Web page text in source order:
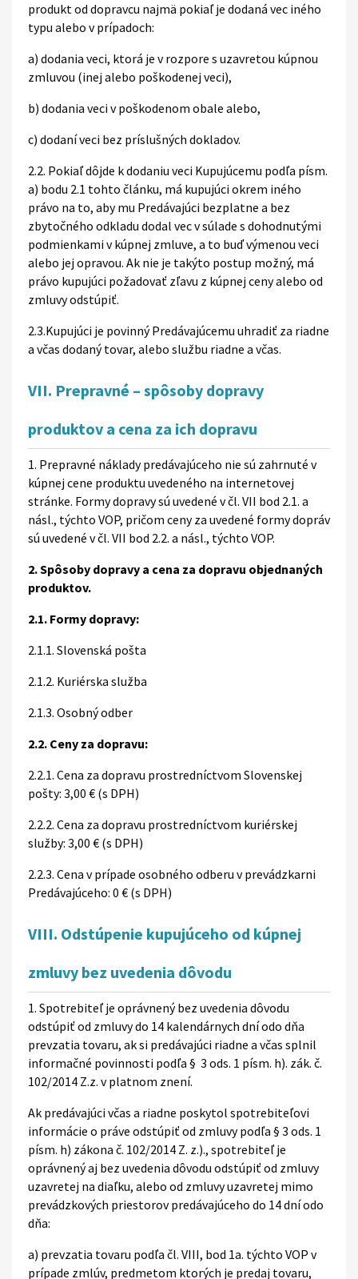
produkt od dopravcu najmä pokiaľ je dodaná vec iného
typu alebo v prípadoch:
a) dodania veci, ktorá je v rozpore s uzavretou kúpnou
zmluvou (inej alebo poškodenej veci),
b) dodania veci v poškodenom obale alebo,
c) dodaní veci bez príslušných dokladov.
2.2. Pokiaľ dôjde k dodaniu veci Kupujúcemu podľa písm.
a) bodu 2.1 tohto článku, má kupujúci okrem iného
právo na to, aby mu Predávajúci bezplatne a bez
zbytočného odkladu dodal vec v súlade s dohodnutými
podmienkami v kúpnej zmluve, a to buď výmenou veci
alebo jej opravou. Ak nie je takýto postup možný, má
právo kupujúci požadovať zľavu z kúpnej ceny alebo od
zmluvy odstúpiť.
2.3.Kupujúci je povinný Predávajúcemu uhradiť za riadne
a včas dodaný tovar, alebo službu riadne a včas.
VII. Prepravné – spôsoby dopravy
produktov a cena za ich dopravu
1. Prepravné náklady predávajúceho nie sú zahrnuté v
kúpnej cene produktu uvedeného na internetovej
stránke. Formy dopravy sú uvedené v čl. VII bod 2.1. a
násl., týchto VOP, pričom ceny za uvedené formy dopráv
sú uvedené v čl. VII bod 2.2. a násl., týchto VOP.
2. Spôsoby dopravy a cena za dopravu objednaných
produktov.
2.1. Formy dopravy:
2.1.1. Slovenská pošta
2.1.2. Kuriérska služba
2.1.3. Osobný odber
2.2. Ceny za dopravu:
2.2.1. Cena za dopravu prostredníctvom Slovenskej
pošty: 3,00 € (s DPH)
2.2.2. Cena za dopravu prostredníctvom kuriérskej
služby: 3,00 € (s DPH)
2.2.3. Cena v prípade osobného odberu v prevádzkarni
Predávajúceho: 0 € (s DPH)
VIII. Odstúpenie kupujúceho od kúpnej
zmluvy bez uvedenia dôvodu
1. Spotrebiteľ je oprávnený bez uvedenia dôvodu
odstúpiť od zmluvy do 14 kalendárnych dní odo dňa
prevzatia tovaru, ak si predávajúci riadne a včas splnil
informačné povinnosti podľa § 3 ods. 1 písm. h). zák. č.
102/2014 Z.z. v platnom znení.
Ak predávajúci včas a riadne poskytol spotrebiteľovi
informácie o práve odstúpiť od zmluvy podľa § 3 ods. 1
písm. h) zákona č. 102/2014 Z. z.)., spotrebiteľ je
oprávnený aj bez uvedenia dôvodu odstúpiť od zmluvy
uzavretej na diaľku, alebo od zmluvy uzavretej mimo
prevádzkových priestorov predávajúceho do 14 dní odo
dňa:
a) prevzatia tovaru podľa čl. VIII, bod 1a. týchto VOP v
prípade zmlúv, predmetom ktorých je predaj tovaru,